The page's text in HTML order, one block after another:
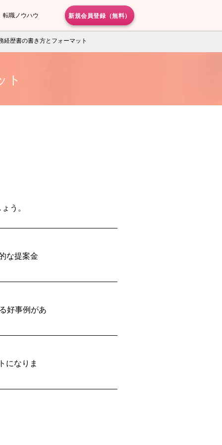
転職ノウハウ 新規会員登録（無料）
経歴書の書き方とフォーマット
ト
う。
な提案金
好事例があ
になりま